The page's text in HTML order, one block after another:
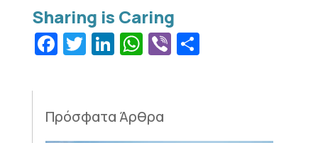
Facebook
Twitter
LinkedIn
WhatsApp
Viber
Πρόσφατα Άρθρα